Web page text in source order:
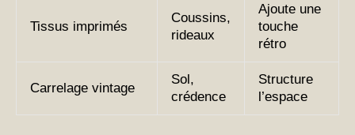
Tissus imprimés
Coussins,
rideaux
Ajoute une
touche
rétro
Carrelage vintage
Sol,
crédence
Structure
l’espace